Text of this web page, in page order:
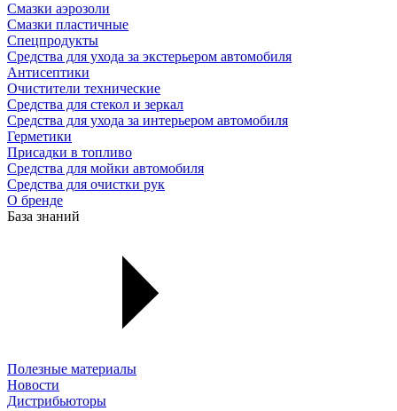
Смазки аэрозоли
Смазки пластичные
Спецпродукты
Средства для ухода за экстерьером автомобиля
Антисептики
Очистители технические
Средства для стекол и зеркал
Средства для ухода за интерьером автомобиля
Герметики
Присадки в топливо
Средства для мойки автомобиля
Средства для очистки рук
О бренде
База знаний
Полезные материалы
Новости
Дистрибьюторы